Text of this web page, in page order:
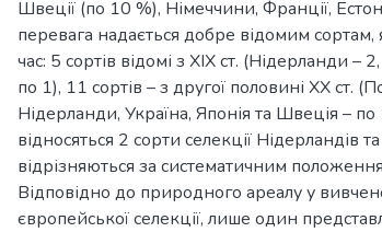
Швеції (по 10 %), Німеччини, Франції,
перевага надається добре відомим сортам,
час: 5 сортів відомі з XIX ст. (Нідерланди
по 1), 11 сортів – з другої половині XX ст.
Нідерланди, Україна, Японія та Швеція – по
відносяться 2 сорти селекції Нідерландів
відрізняються за систематичним
Відповідно до природного ареалу у
європейської селекції, лише один